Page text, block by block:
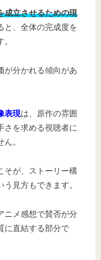
成立させるための現
と、全体の完成度を
が分かれる傾向があ
表現は、原作の雰囲
さを求める視聴者に
。
そが、ストーリー構
見方もできます。
ニメ感想で賛否が分
に直結する部分で